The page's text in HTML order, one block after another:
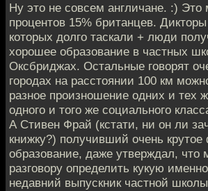
Ну это не совсем англичане. :) Это
процентов 15% британцев.
которых долго таскали + люди
хорошее образование в частных
Оксбриджах. Остальные говорят
городах на расстоянии 100 км
разное произношение одних и тех
одного и того же социального
А Стивен Фрай (кстати, ни он ли
книжку?) получивший очень крутое
образование, даже утверждал, что
разговору определить кукую
недавний выпускник частной